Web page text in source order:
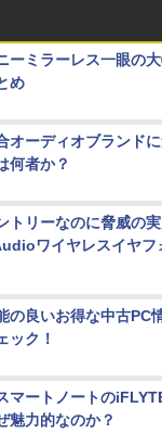
ーミラーレス一眼の
め
オーディオブランド
何者か？
トリーなのに脅威の
ワイヤレスイヤフ
の良いお得な中古PC
ック！
マートノートの
魅力的なのか？